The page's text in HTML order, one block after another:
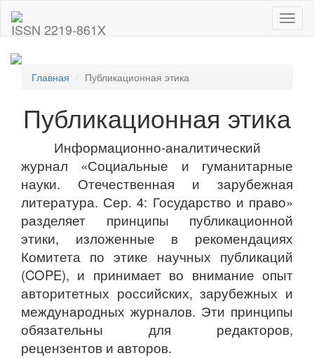
ISSN 2219-861X
Главная Публикационная этика
Публикационная этика
Информационно-аналитический
журнал «Социальные и гуманитарные
науки. Отечественная и зарубежная
литература. Сер. 4: Государство и право»
разделяет принципы публикационной
этики, изложенные в рекомендациях
Комитета по этике научных публикаций
(COPE), и принимает во внимание опыт
авторитетных российских, зарубежных и
международных журналов. Эти принципы
обязательны для редакторов,
рецензентов и авторов.